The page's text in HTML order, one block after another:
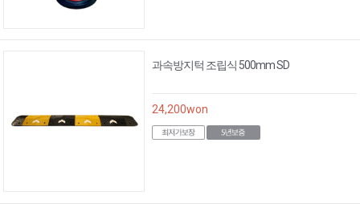
과속방지턱 조립식 500mm SD
24,200won